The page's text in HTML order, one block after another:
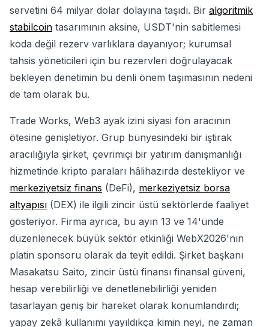
servetini 64 milyar dolar dolayına taşıdı. Bir algoritmik
stabilcoin tasarımının aksine, USDT'nin sabitlemesi
koda değil rezerv varlıklara dayanıyor; kurumsal
tahsis yöneticileri için bu rezervleri doğrulayacak
bekleyen denetimin bu denli önem taşımasının nedeni
de tam olarak bu.
Trade Works, Web3 ayak izini siyasi fon aracının
ötesine genişletiyor. Grup bünyesindeki bir iştirak
aracılığıyla şirket, çevrimiçi bir yatırım danışmanlığı
hizmetinde kripto paraları hâlihazırda destekliyor ve
merkeziyetsiz finans (DeFi), merkeziyetsiz borsa
altyapısı (DEX) ile ilgili zincir üstü sektörlerde faaliyet
gösteriyor. Firma ayrıca, bu ayın 13 ve 14'ünde
düzenlenecek büyük sektör etkinliği WebX2026'nın
platin sponsoru olarak da teyit edildi. Şirket başkanı
Masakatsu Saito, zincir üstü finansı finansal güveni,
hesap verebilirliği ve denetlenebilirliği yeniden
tasarlayan geniş bir hareket olarak konumlandırdı;
yapay zekâ kullanımı yayıldıkça kimin neyi, ne zaman